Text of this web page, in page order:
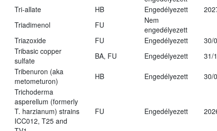
Tri-allate
HB Engedélyezett
Triadimenol
FU
Nem
engedélyezett
Triazoxide
FU Engedélyezett
30/
Tribasic copper
sulfate
BA, FU Engedélyezett
31/
Tribenuron (aka
metometuron)
HB Engedélyezett
30/
Trichoderma
asperellum (formerly
T. harzianum) strains
ICC012, T25 and
FU Engedélyezett